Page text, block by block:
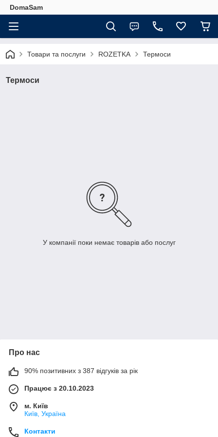
DomaSam
Товари та послуги ROZETKA Термоси
Термоси
У компанії поки немає товарів або послуг
Про нас
90% позитивних з 387 відгуків за рік
Працює з 20.10.2023
м. Київ
Київ, Україна
Контакти